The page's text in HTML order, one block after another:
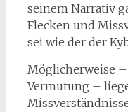
seinem Narrativ
Flecken und
sei wie der der
Möglicherweise
Vermutung –